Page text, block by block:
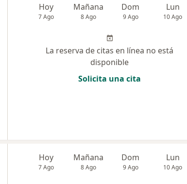
Hoy
7 Ago
Mañana
8 Ago
Dom
9 Ago
Lun
10 Ago
La reserva de citas en línea no está
disponible
Solicita una cita
Hoy
7 Ago
Mañana
8 Ago
Dom
9 Ago
Lun
10 Ago